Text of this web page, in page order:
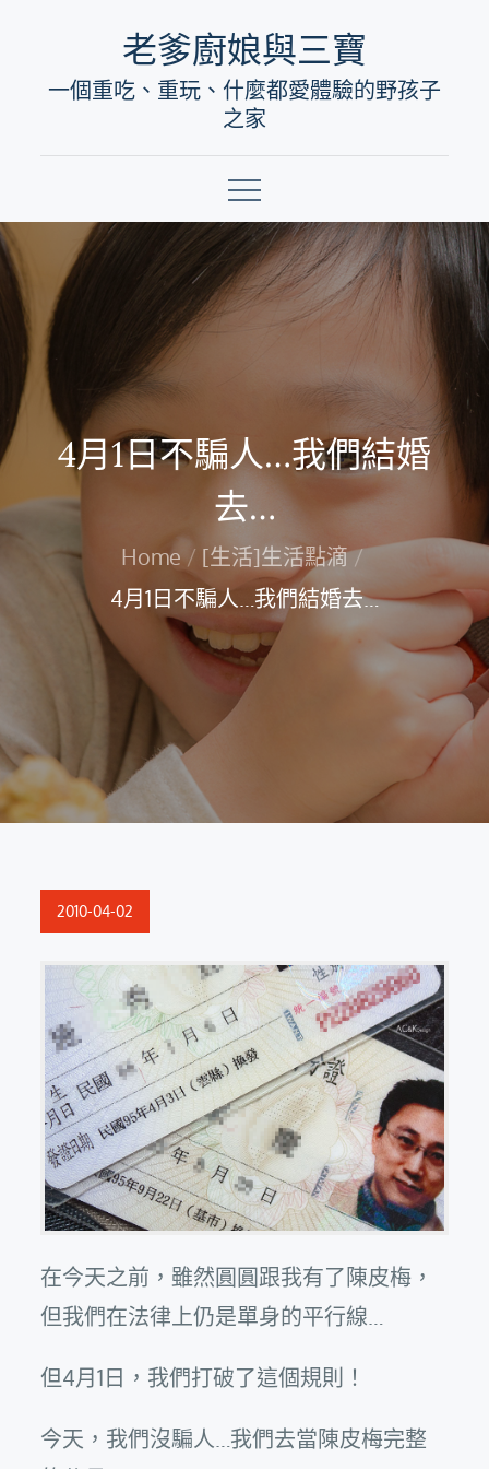
content
老爹廚娘與三寶
一個重吃、重玩、什麼都愛體驗的野孩子
之家
4月1日不騙人…我們結婚
去…
Home
[生活]生活點滴
4月1日不騙人…我們結婚去…
Posted
2010-04-02
在今天之前，雖然圓圓跟我有了陳皮梅，
但我們在法律上仍是單身的平行線…
但4月1日，我們打破了這個規則！
今天，我們沒騙人…我們去當陳皮梅完整